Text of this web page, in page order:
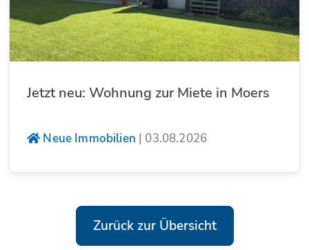
Jetzt neu: Wohnung zur Miete in Moers
Neue Immobilien | 03.08.2026
Zurück zur Übersicht